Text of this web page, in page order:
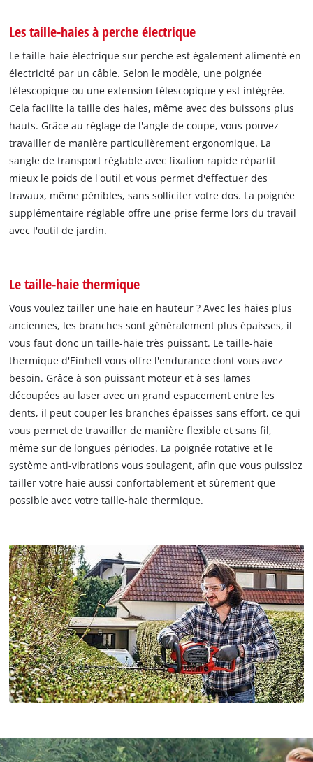
Les taille-haies à perche électrique
Le taille-haie électrique sur perche est également alimenté en
électricité par un câble. Selon le modèle, une poignée
télescopique ou une extension télescopique y est intégrée.
Cela facilite la taille des haies, même avec des buissons plus
hauts. Grâce au réglage de l'angle de coupe, vous pouvez
travailler de manière particulièrement ergonomique. La
sangle de transport réglable avec fixation rapide répartit
mieux le poids de l'outil et vous permet d'effectuer des
travaux, même pénibles, sans solliciter votre dos. La poignée
supplémentaire réglable offre une prise ferme lors du travail
avec l'outil de jardin.
Le taille-haie thermique
Vous voulez tailler une haie en hauteur ? Avec les haies plus
anciennes, les branches sont généralement plus épaisses, il
vous faut donc un taille-haie très puissant. Le taille-haie
thermique d'Einhell vous offre l'endurance dont vous avez
besoin. Grâce à son puissant moteur et à ses lames
découpées au laser avec un grand espacement entre les
dents, il peut couper les branches épaisses sans effort, ce qui
vous permet de travailler de manière flexible et sans fil,
même sur de longues périodes. La poignée rotative et le
système anti-vibrations vous soulagent, afin que vous puissiez
tailler votre haie aussi confortablement et sûrement que
possible avec votre taille-haie thermique.